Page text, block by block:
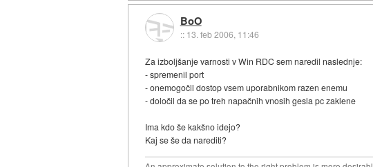
BoO
:: 13. feb 2006, 11:46
Za izboljšanje varnosti v Win RDC sem naredil naslednje:
- spremenil port
- onemogočil dostop vsem uporabnikom razen enemu
- določil da se po treh napačnih vnosih gesla pc zaklene
Ima kdo še kakšno idejo?
Kaj se še da narediti?